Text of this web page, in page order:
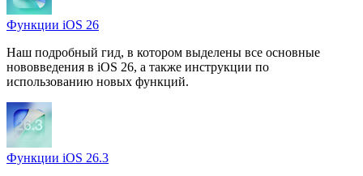
Функции iOS 26
Наш подробный гид, в котором выделены все основные
нововведения в iOS 26, а также инструкции по
использованию новых функций.
Функции iOS 26.3